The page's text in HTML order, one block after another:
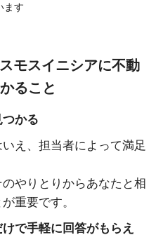
ます
モスイニシアに不動
ること
かる
え、担当者によって満足
やりとりからあなたと相
重要です。
で手軽に回答がもらえ